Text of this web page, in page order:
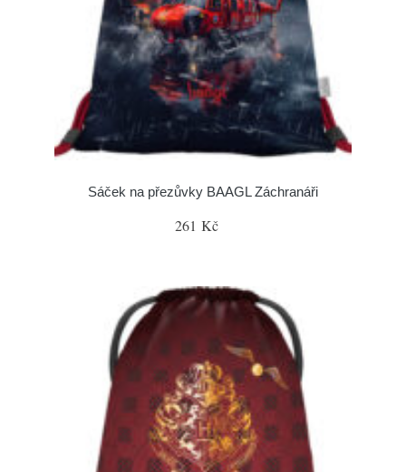
Sáček na přezůvky BAAGL Záchranáři
261 Kč